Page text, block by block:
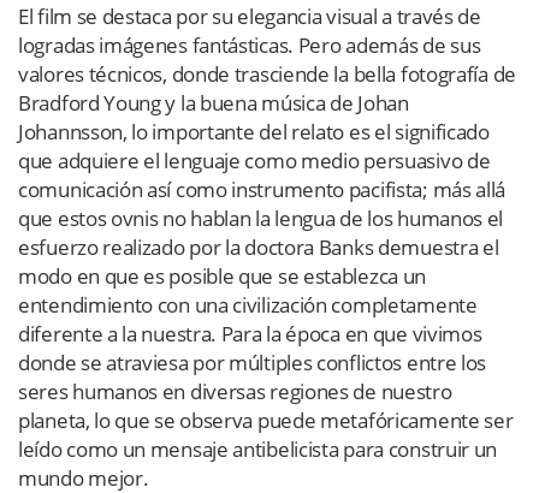
El film se destaca por su elegancia visual a través de
logradas imágenes fantásticas. Pero además de sus
valores técnicos, donde trasciende la bella fotografía de
Bradford Young y la buena música de Johan
Johannsson, lo importante del relato es el significado
que adquiere el lenguaje como medio persuasivo de
comunicación así como instrumento pacifista; más allá
que estos ovnis no hablan la lengua de los humanos el
esfuerzo realizado por la doctora Banks demuestra el
modo en que es posible que se establezca un
entendimiento con una civilización completamente
diferente a la nuestra. Para la época en que vivimos
donde se atraviesa por múltiples conflictos entre los
seres humanos en diversas regiones de nuestro
planeta, lo que se observa puede metafóricamente ser
leído como un mensaje antibelicista para construir un
mundo mejor.